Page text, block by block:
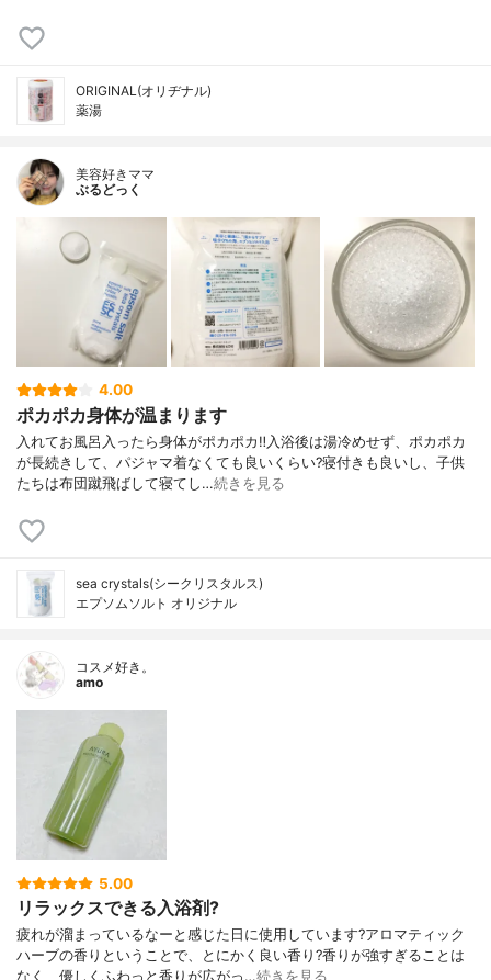
ORIGINAL(オリヂナル)
薬湯
美容好きママ
ぶるどっく
4.00
ポカポカ身体が温まります
入れてお風呂入ったら身体がポカポカ‼️⁣入浴後は湯冷めせず、ポカポカ
が長続きして、パジャマ着なくても良いくらい?⁣寝付きも良いし、子供
たちは布団蹴飛ばして寝てし…続きを見る
sea crystals(シークリスタルス)
エプソムソルト オリジナル
コスメ好き。
amo
5.00
リラックスできる入浴剤?
疲れが溜まっているなーと感じた日に使用しています?アロマティック
ハーブの香りということで、とにかく良い香り?香りが強すぎることは
なく、優しくふわっと香りが広がっ…続きを見る